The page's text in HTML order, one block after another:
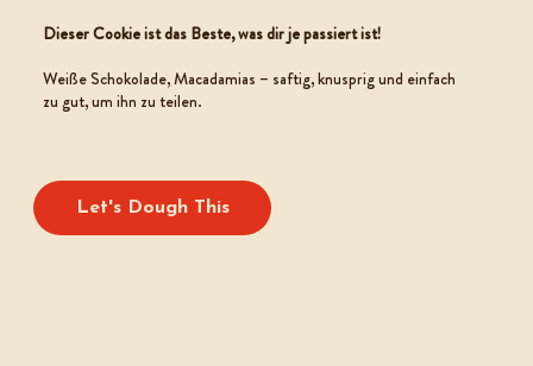
Dieser Cookie ist das Beste, was dir je passiert ist!
Weiße Schokolade, Macadamias – saftig, knusprig und einfach
zu gut, um ihn zu teilen.
Let's Dough This